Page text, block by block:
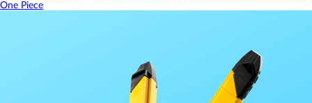
One Piece